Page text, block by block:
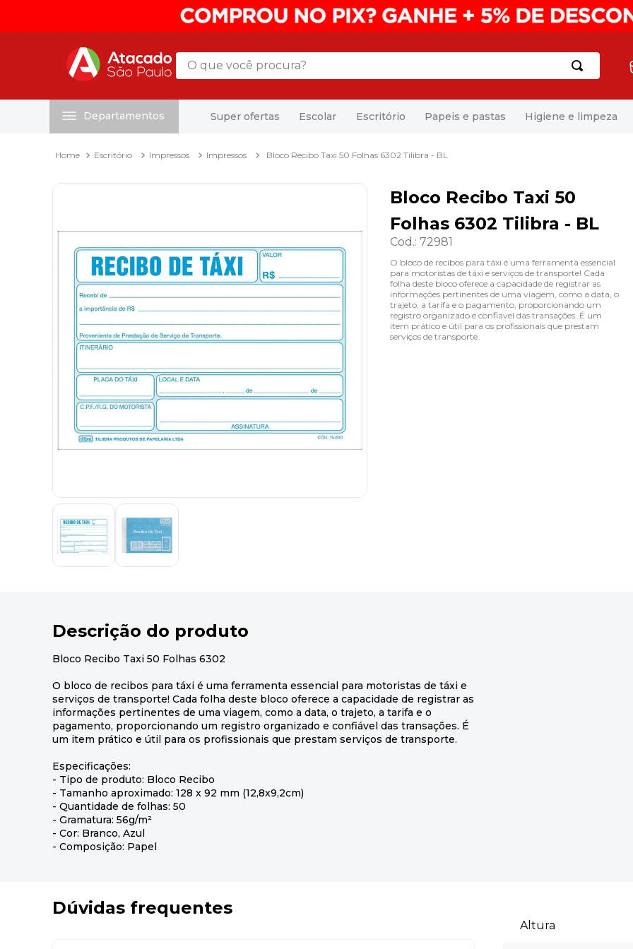
O que você procura?
Departamentos Super ofertas Escolar Escritório Papeis e pastas Higiene e limpeza
Escritório Impressos Impressos Bloco Recibo Taxi 50 Folhas 6302 Tilibra - BL
Bloco Recibo Taxi 50
Folhas 6302 Tilibra - BL
Cod.:72981
O bloco de recibos para táxi é uma ferramenta essencial
para motoristas de táxi e serviços de transporte! Cada
folha deste bloco oferece a capacidade de registrar as
informações pertinentes de uma viagem, como a data, o
trajeto, a tarifa e o pagamento, proporcionando um
registro organizado e confiável das transações. É um
item prático e útil para os profissionais que prestam
serviços de transporte.
Descrição do produto
Bloco Recibo Taxi 50 Folhas 6302
O bloco de recibos para táxi é uma ferramenta essencial para motoristas de táxi e
serviços de transporte! Cada folha deste bloco oferece a capacidade de registrar as
informações pertinentes de uma viagem, como a data, o trajeto, a tarifa e o
pagamento, proporcionando um registro organizado e confiável das transações. É
um item prático e útil para os profissionais que prestam serviços de transporte.
Especificações:
- Tipo de produto: Bloco Recibo
- Tamanho aproximado: 128 x 92 mm (12,8x9,2cm)
- Quantidade de folhas: 50
- Gramatura: 56g/m²
- Cor: Branco, Azul
- Composição: Papel
Dúvidas frequentes
Altura
papel toalha
papel higienico
caixa organizadora
grampeador
desinfetante